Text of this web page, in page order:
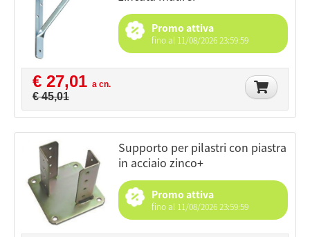
Promo attiva
fino al 11/08/2026 23:59:59
€ 27,01 a cn.
€ 45,01
supporto per pilastri con piastra
in acciaio zinco+
Promo attiva
fino al 11/08/2026 23:59:59